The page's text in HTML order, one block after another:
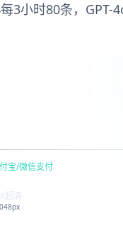
3小时80条，GPT-
宝/微信支付
超清